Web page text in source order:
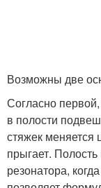
Возможны две
Согласно
в полости
стяжек меняется
прыгает.
резонатора,